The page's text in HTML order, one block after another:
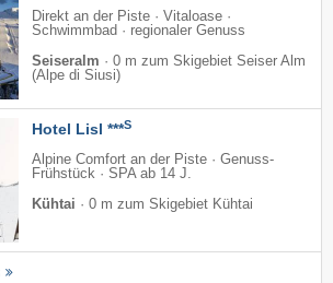
Direkt an der Piste · Vitaloase ·
Schwimmbad · regionaler Genuss
Seiseralm · 0 m zum Skigebiet Seiser Alm
(Alpe di Siusi)
Hotel Lisl ***S
Alpine Comfort an der Piste · Genuss-
Frühstück · SPA ab 14 J.
Kühtai · 0 m zum Skigebiet Kühtai